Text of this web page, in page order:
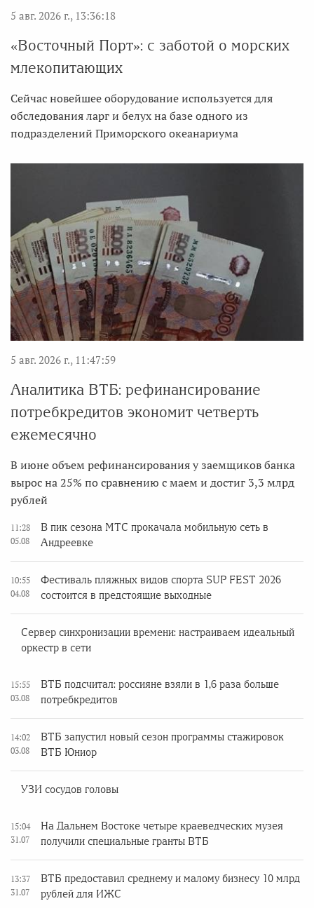
5 авг. 2026 г., 13:36:18
«Восточный Порт»: с заботой о морских
млекопитающих
Сейчас новейшее оборудование используется для
обследования ларг и белух на базе одного из
подразделений Приморского океанариума
5 авг. 2026 г., 11:47:59
Аналитика ВТБ: рефинансирование
потребкредитов экономит четверть
ежемесячно
В июне объем рефинансирования у заемщиков банка
вырос на 25% по сравнению с маем и достиг 3,3 млрд
рублей
11:28
05.08
В пик сезона МТС прокачала мобильную сеть в
Андреевке
10:55
04.08
Фестиваль пляжных видов спорта SUP FEST 2026
состоится в предстоящие выходные
Сервер синхронизации времени: настраиваем идеальный
оркестр в сети
15:55
03.08
ВТБ подсчитал: россияне взяли в 1,6 раза больше
потребкредитов
14:02
03.08
ВТБ запустил новый сезон программы стажировок
ВТБ Юниор
УЗИ сосудов головы
15:04
31.07
На Дальнем Востоке четыре краеведческих музея
получили специальные гранты ВТБ
13:37
31.07
ВТБ предоставил среднему и малому бизнесу 10 млрд
рублей для ИЖС